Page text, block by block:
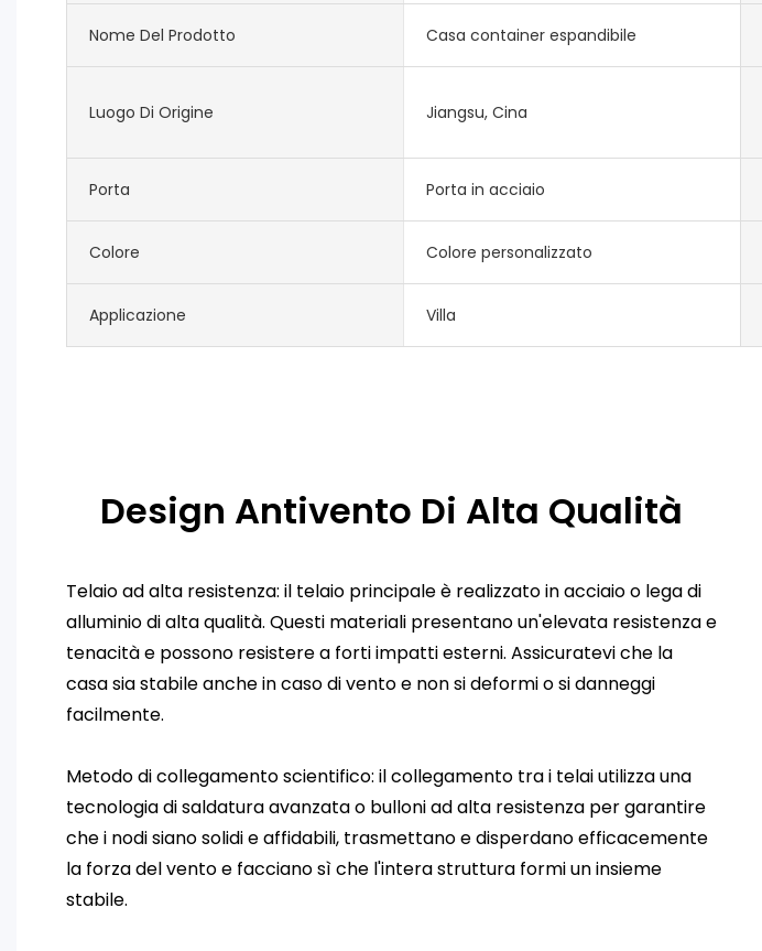
Nome Del Prodotto Casa container espandibile
Luogo Di Origine Jiangsu, Cina
Porta Porta in acciaio
Colore Colore personalizzato
Applicazione Villa
Design Antivento Di Alta Qualità
Telaio ad alta resistenza: il telaio principale è realizzato in acciaio o lega di
alluminio di alta qualità. Questi materiali presentano un'elevata resistenza e
tenacità e possono resistere a forti impatti esterni. Assicuratevi che la
casa sia stabile anche in caso di vento e non si deformi o si danneggi
facilmente.
Metodo di collegamento scientifico: il collegamento tra i telai utilizza una
tecnologia di saldatura avanzata o bulloni ad alta resistenza per garantire
che i nodi siano solidi e affidabili, trasmettano e disperdano efficacemente
la forza del vento e facciano sì che l'intera struttura formi un insieme
stabile.